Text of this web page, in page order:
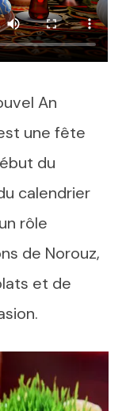
An
une fête
du
calendrier
rôle
de Norouz,
et de